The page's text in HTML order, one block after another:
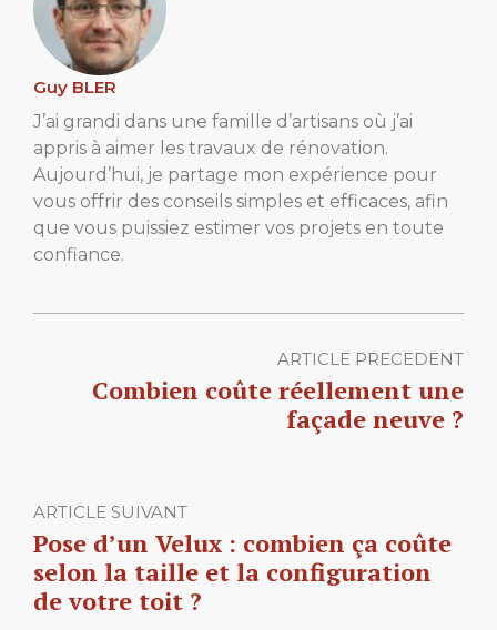
Guy BLER
J’ai grandi dans une famille d’artisans où j’ai
appris à aimer les travaux de rénovation.
Aujourd’hui, je partage mon expérience pour
vous offrir des conseils simples et efficaces, afin
que vous puissiez estimer vos projets en toute
confiance.
ARTICLE PRECEDENT
Combien coûte réellement une
façade neuve ?
ARTICLE SUIVANT
Pose d’un Velux : combien ça coûte
selon la taille et la configuration
de votre toit ?